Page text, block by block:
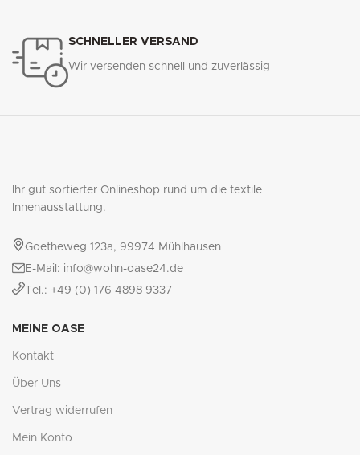
SCHNELLER VERSAND
Wir versenden schnell und zuverlässig
Ihr gut sortierter Onlineshop rund um die textile
Innenausstattung.
Goetheweg 123a, 99974 Mühlhausen
E-Mail: info@wohn-oase24.de
Tel.: +49 (0) 176 4898 9337
MEINE OASE
Kontakt
Über Uns
Vertrag widerrufen
Mein Konto